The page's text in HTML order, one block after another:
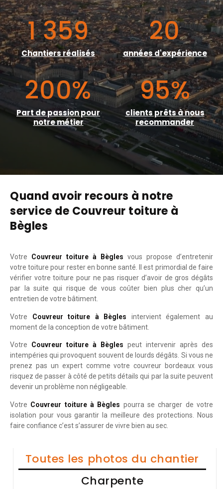
1 359
Chantiers réalisés
20
années d'expérience
200%
Part de passion pour
notre métier
95%
clients prêts à nous
recommander
Quand avoir recours à notre
service de Couvreur toiture à
Bègles
Votre Couvreur toiture à Bègles vous propose d’entretenir
votre toiture pour rester en bonne santé. Il est primordial de faire
vérifier votre toiture pour ne pas risquer d’avoir de gros dégâts
par la suite qui risque de vous coûter bien plus cher qu’un
entretien de votre bâtiment.
Votre Couvreur toiture à Bègles intervient également au
moment de la conception de votre bâtiment.
Votre Couvreur toiture à Bègles peut intervenir après des
intempéries qui provoquent souvent de lourds dégâts. Si vous ne
prenez pas un expert comme votre couvreur bordeaux vous
risquez de passer à côté de petits détails qui par la suite peuvent
devenir un problème non négligeable.
Votre Couvreur toiture à Bègles pourra se charger de votre
isolation pour vous garantir la meilleure des protections. Nous
faire confiance c’est s’assurer de vivre bien au sec.
Toutes les photos du chantier
Charpente